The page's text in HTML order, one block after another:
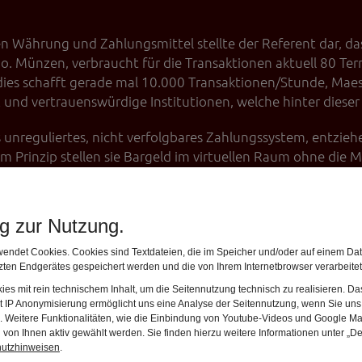
zur Nutzung.
Cookies. Cookies sind Textdateien, die im Speicher und/oder auf einem
Endgerätes gespeichert werden und die von Ihrem Internetbrowser
mit rein technischem Inhalt, um die Seitennutzung technisch zu realisieren.
IP Anonymisierung ermöglicht uns eine Analyse der Seitennutzung, wenn Sie
Weitere Funktionalitäten, wie die Einbindung von Youtube-Videos und Google
Ihnen aktiv gewählt werden. Sie finden hierzu weitere Informationen unter
.
Währung und Zahlungsmittel stellte der Referent dar,
Münzen, verbraucht für die Transaktionen aktuell 80
schafft gerade mal 10.000 Transaktionen/Stunde,
und vertrauenswürdige Institutionen, welche hinter
nicht verfolgbares Zahlungssystem,
Prinzip stellen sie Bargeld im virtuellen Raum ohne die
werden auf weltweit verteilten Datenbanken auf
dezentral hinterlegt.
neue Blöcke mithilfe mathematischer Verfahren
enthalten können.
beliebige Inhalte aufweisen, z. B. Grundbuch-,
Blockkette.
zusammengeschaltet, gekühlt und untergebracht in